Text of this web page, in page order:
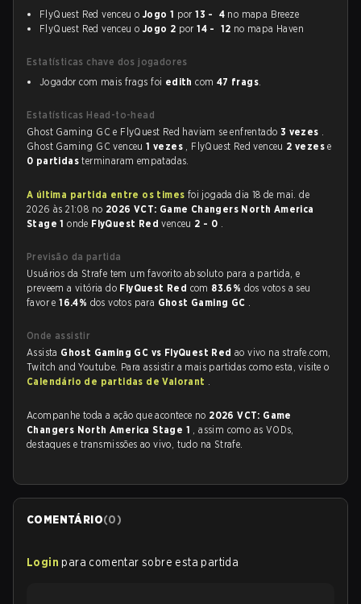
FlyQuest Red venceu o Jogo 1 por13 - 4 no mapa Breeze
FlyQuest Red venceu o Jogo 2 por14 - 12 no mapa Haven
Estatísticas chave dos jogadores
Jogador com mais frags foi edith com 47 frags.
Estatísticas Head-to-head
Ghost Gaming GC e FlyQuest Red haviam se enfrentado 3 vezes .
Ghost Gaming GC venceu1 vezes , FlyQuest Red venceu 2 vezese
0 partidasterminaram empatadas.
A última partida entre os times foi jogada dia 18 de mai. de
2026 às 21:08 no 2026 VCT: Game Changers North America
Stage 1onde FlyQuest Redvenceu 2 - 0 .
Previsão da partida
Usuários da Strafe tem um favorito absoluto para a partida, e
preveem a vitória do FlyQuest Red com 83.6% dos votos a seu
favor e16.4% dos votos para Ghost Gaming GC .
Onde assistir
Assista Ghost Gaming GC vs FlyQuest Redao vivo na strafe.com,
Twitch and Youtube. Para assistir a mais partidas como esta, visite o
Calendário de partidas de Valorant .
Acompanhe toda a ação que acontece no 2026 VCT: Game
Changers North America Stage 1 , assim como as VODs,
destaques e transmissões ao vivo, tudo na Strafe.
COMENTÁRIO(0)
Login para comentar sobre esta partida